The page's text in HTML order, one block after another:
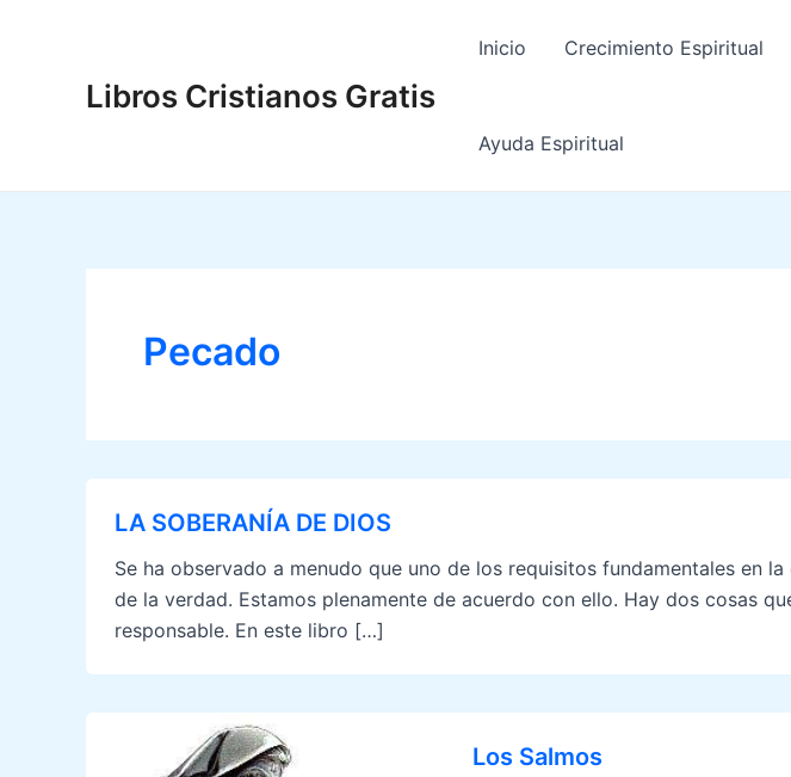
Libros Cristianos Gratis
Inicio Crecimiento Espiritual
Ayuda Espiritual
Pecado
LA SOBERANÍA DE DIOS
Se ha observado a menudo que uno de los requisitos fundamentales en
de la verdad. Estamos plenamente de acuerdo con ello. Hay dos cosas
responsable. En este libro […]
Los Salmos